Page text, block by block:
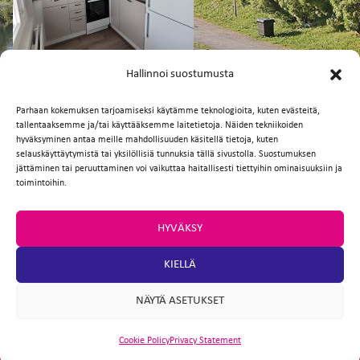
Hallinnoi suostumusta
Parhaan kokemuksen tarjoamiseksi käytämme teknologioita, kuten evästeitä,
tallentaaksemme ja/tai käyttääksemme laitetietoja. Näiden tekniikoiden
hyväksyminen antaa meille mahdollisuuden käsitellä tietoja, kuten
selauskäyttäytymistä tai yksilöllisiä tunnuksia tällä sivustolla. Suostumuksen
jättäminen tai peruuttaminen voi vaikuttaa haitallisesti tiettyihin ominaisuuksiin ja
toimintoihin.
HYVÄKSY
KIELLÄ
NÄYTÄ ASETUKSET
Cookie PolicyPrivacy Statement
FI
Facebook
TwitterEmailWhatsApp